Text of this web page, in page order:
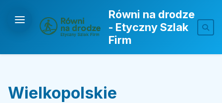
Równi na drodze
- Etyczny Szlak
Firm
Wielkopolskie